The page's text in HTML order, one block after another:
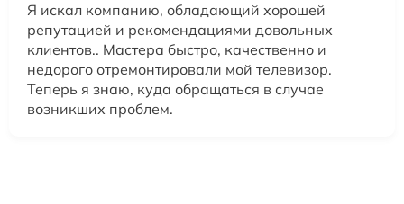
Я искал компанию, обладающий хорошей
репутацией и рекомендациями довольных
клиентов.. Мастера быстро, качественно и
недорого отремонтировали мой телевизор.
Теперь я знаю, куда обращаться в случае
возникших проблем.